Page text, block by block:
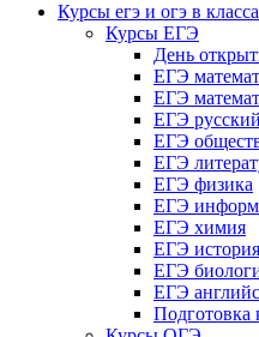
Курсы егэ и огэ в
Курсы ЕГЭ
День
ЕГЭ
ЕГЭ
ЕГЭ
ЕГЭ
ЕГЭ
ЕГЭ физика
ЕГЭ
ЕГЭ химия
ЕГЭ история
ЕГЭ
ЕГЭ
Подготовка